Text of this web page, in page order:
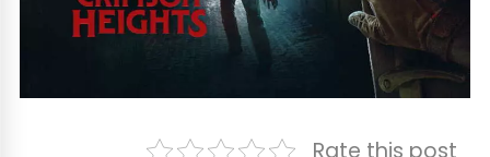
Rate this post